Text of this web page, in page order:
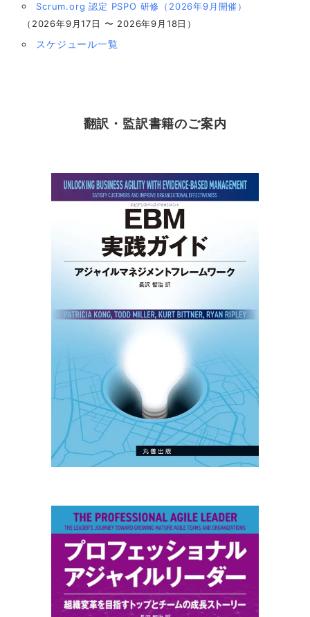
Scrum.org 認定 PSPO 研修（2026年9月開催）
（2026年9月17日 〜 2026年9月18日）
スケジュール一覧
翻訳・監訳書籍のご案内